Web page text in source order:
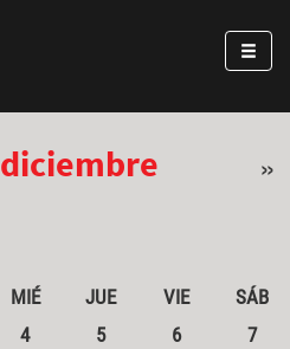
diciembre »
MIÉ JUE VIE
SÁB
4 5 6
7